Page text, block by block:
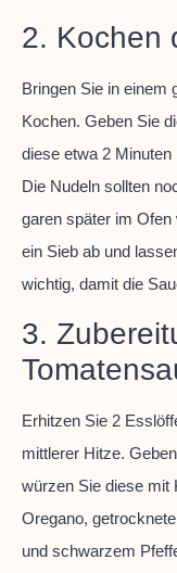
2. Kochen
Bringen Sie in einem
Kochen. Geben Sie
diese etwa 2
Die Nudeln sollten
garen später im
ein Sieb ab und
wichtig, damit die
3.
Erhitzen Sie 2
mittlerer Hitze.
würzen Sie diese mit
Oregano,
und schwarzem